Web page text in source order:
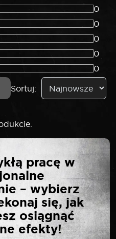
0
0
0
0
0
Sortuj:
KLUCZ
8 MM X 10
opublikowany.
pracę w
– wybierz
się, jak
osiągnąć
efekty!